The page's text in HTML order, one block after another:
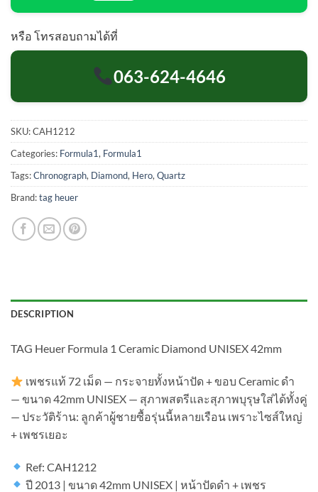
หรือ โทรสอบถามได้ที่
063-624-4646
SKU:CAH1212
Categories: Formula1, Formula1
Tags:Chronograph, Diamond, Hero,Quartz
Brand:tag heuer
DESCRIPTION
TAG Heuer Formula 1 Ceramic Diamond UNISEX 42mm
เพชรแท้ 72 เม็ด — กระจายทั้งหน้าปัด + ขอบ Ceramic ดำ
— ขนาด 42mm UNISEX — สุภาพสตรีและสุภาพบุรุษใส่ได้ทั้งคู่
— ประวัติร้าน: ลูกค้าผู้ชายซื้อรุ่นนี้หลายเรือน เพราะไซส์ใหญ่
+ เพชรเยอะ
Ref: CAH1212
ปี 2013 | ขนาด 42mm UNISEX | หน้าปัดดำ + เพชร